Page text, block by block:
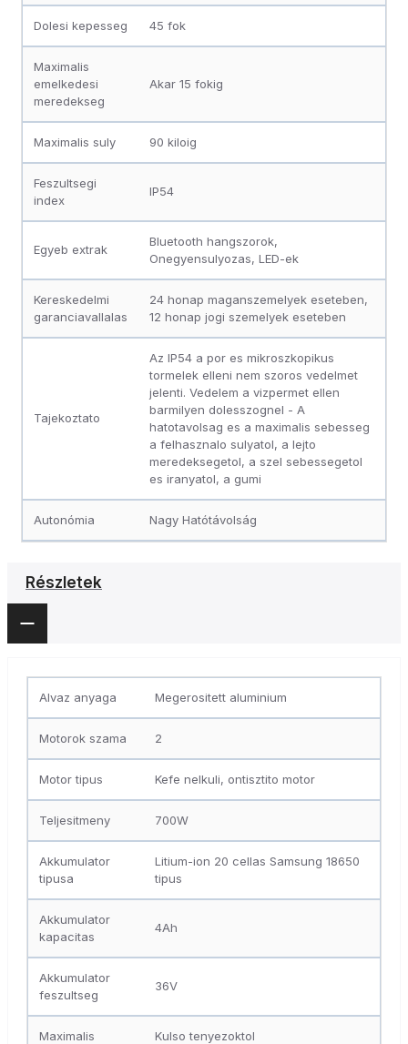
Dolesi kepesseg 45 fok
Maximalis
emelkedesi
meredekseg
Akar 15 fokig
Maximalis suly 90 kiloig
Feszultsegi
index
IP54
Egyeb extrak
Bluetooth hangszorok,
Onegyensulyozas, LED-ek
Kereskedelmi
garanciavallalas
24 honap maganszemelyek eseteben,
12 honap jogi szemelyek eseteben
Tajekoztato
Az IP54 a por es mikroszkopikus
tormelek elleni nem szoros vedelmet
jelenti. Vedelem a vizpermet ellen
barmilyen dolesszognel - A
hatotavolsag es a maximalis sebesseg
a felhasznalo sulyatol, a lejto
meredeksegetol, a szel sebessegetol
es iranyatol, a gumi
Autonómia Nagy Hatótávolság
Részletek
Alvaz anyaga Megerositett aluminium
Motorok szama 2
Motor tipus Kefe nelkuli, ontisztito motor
Teljesitmeny 700W
Akkumulator
tipusa
Litium-ion 20 cellas Samsung 18650
tipus
Akkumulator
kapacitas
4Ah
Akkumulator
feszultseg
36V
Maximalis
Kulso tenyezoktol